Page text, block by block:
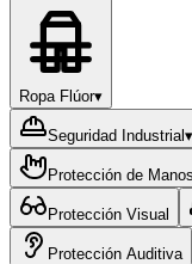
Ropa Flúor▾
Seguridad Industrial ▾
Protección de Manos
Protección Visual
Protección Auditiva